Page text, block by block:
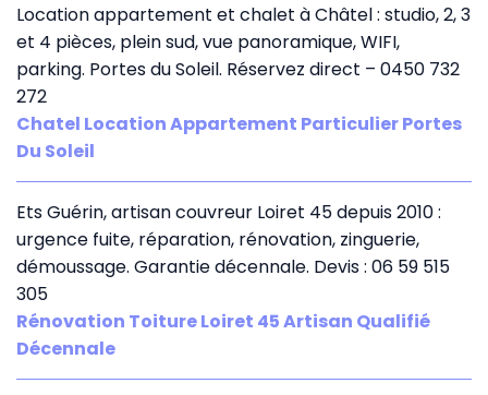
Location appartement et chalet à Châtel : studio, 2, 3
et 4 pièces, plein sud, vue panoramique, WIFI,
parking. Portes du Soleil. Réservez direct – 0450 732
272
Chatel Location Appartement Particulier Portes
Du Soleil
Ets Guérin, artisan couvreur Loiret 45 depuis 2010 :
urgence fuite, réparation, rénovation, zinguerie,
démoussage. Garantie décennale. Devis : 06 59 515
305
Rénovation Toiture Loiret 45 Artisan Qualifié
Décennale